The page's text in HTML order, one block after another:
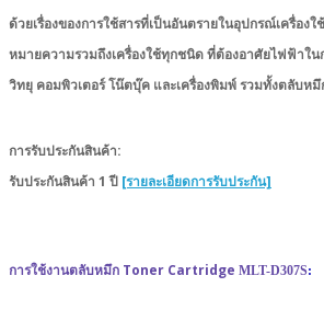
ด้วยเรื่องของการใช้สารที่เป็นอันตรายในอุปกรณ์เครื่อง
หมายความรวมถึงเครื่องใช้ทุกชนิด ที่ต้องอาศัยไฟฟ้าใน
วิทยุ คอมพิวเตอร์ โน๊ตบุ๊ค และเครื่องพิมพ์ รวมทั้งตลับห
การรับประกันสินค้า:
รับประกันสินค้า 1 ปี [รายละเอียดการรับประกัน]
การใช้งานตลับหมึก Toner Cartridge MLT-D307S: